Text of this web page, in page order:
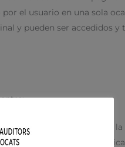
el usuario en una sola
y pueden ser accedidos y
plataforma o aplicación y
de datos,